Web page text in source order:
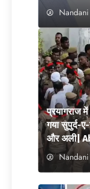
Nandani
प्रयागराज
गया सुपुर्द-
और अली|
Nandani